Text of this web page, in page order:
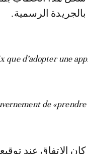
بالجريدة الرسمية.
que d’adopter une
de «prendre